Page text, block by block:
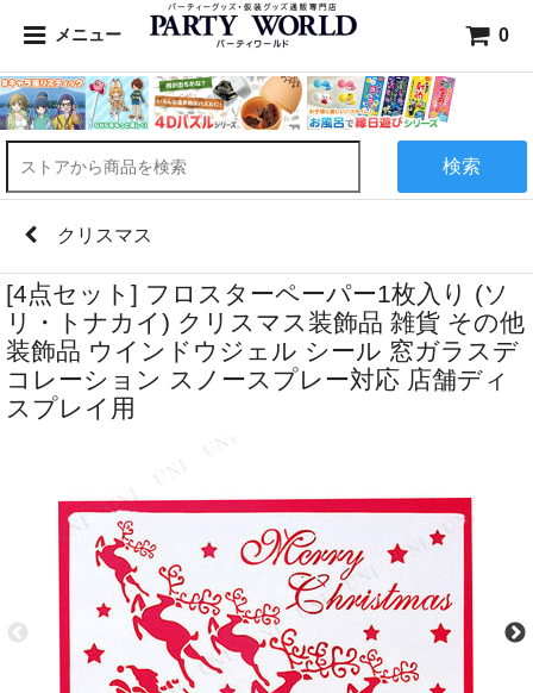
メニュー 0
検索
クリスマス
[4点セット] フロスターペーパー1枚入り (ソ
リ・トナカイ) クリスマス装飾品 雑貨 その他
装飾品 ウインドウジェル シール 窓ガラスデ
コレーション スノースプレー対応 店舗ディ
スプレイ用